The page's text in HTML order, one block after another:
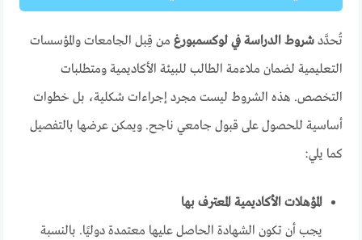
تُحدَّدشروط الدراسة في لوكسمبورغ من قِبل الجامعات والمؤسسات
التعليمية لضمان ملاءمة الطالب للبيئة الأكاديمية ومتطلبات
التخصص. هذه الشروط ليست مجرد إجراءات شكلية، بل خطوات
أساسية للحصول على قبول جامعي ناجح. ويمكن عرضها بالتفصيل
كما يلي:
المؤهلات الأكاديمية المعترف بها
يجب أن تكون الشهادة الحاصل عليها معتمدة دوليًا. بالنسبة